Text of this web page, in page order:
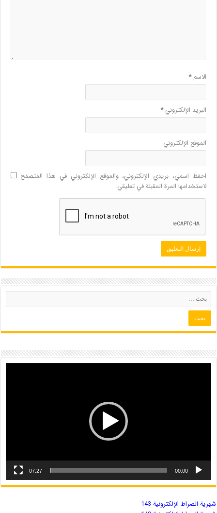
الاسم*
البريد الإلكتروني*
الموقع الإلكتروني
احفظ اسمي، بريدي الإلكتروني، والموقع الإلكتروني في هذا المتصفح
لاستخدامها المرة المقبلة في تعليقي.
00:00
07:27
شهریة الصراط الإلكترونية 143